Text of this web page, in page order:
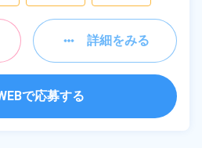
詳細をみる
で応募する